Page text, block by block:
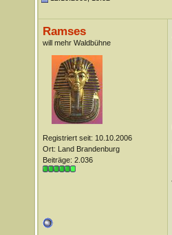
Ramses
will mehr Waldbühne
Registriert seit: 10.10.2006
Ort: Land Brandenburg
Beiträge: 2.036